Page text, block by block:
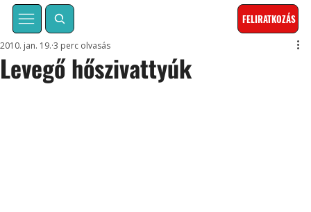
FELIRATKOZÁS
Levegő hőszivattyúk
2010. jan. 19. 3 perc olvasás